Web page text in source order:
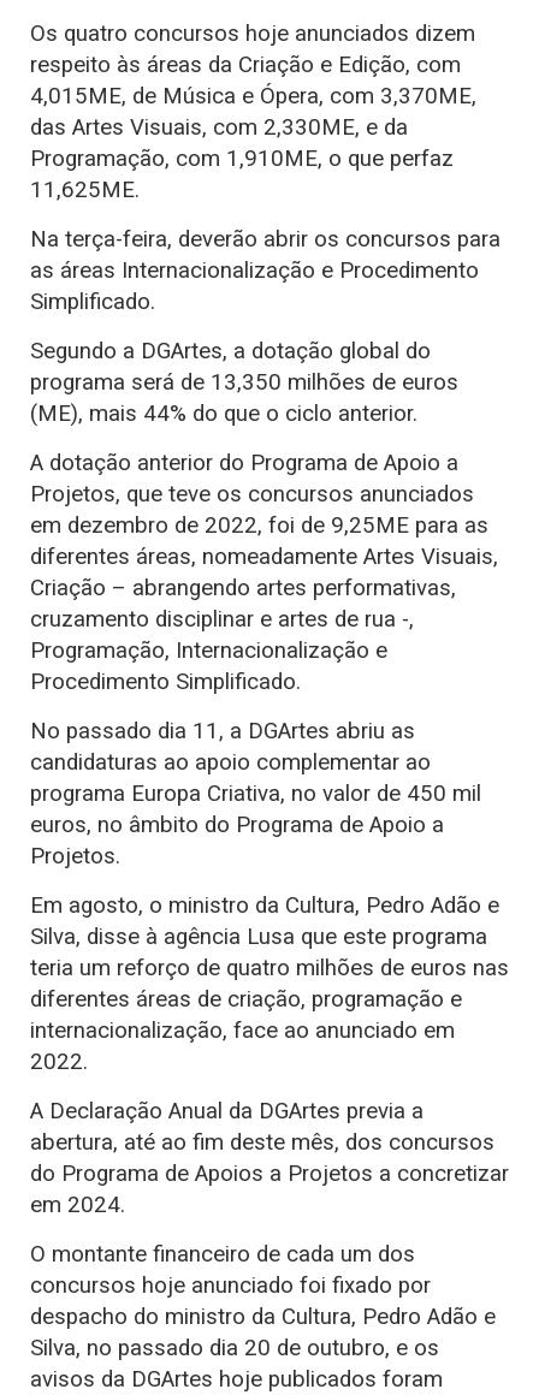
Os quatro concursos hoje anunciados dizem
respeito às áreas da Criação e Edição, com
4,015ME, de Música e Ópera, com 3,370ME,
das Artes Visuais, com 2,330ME, e da
Programação, com 1,910ME, o que perfaz
11,625ME.
Na terça-feira, deverão abrir os concursos para
as áreas Internacionalização e Procedimento
Simplificado.
Segundo a DGArtes, a dotação global do
programa será de 13,350 milhões de euros
(ME), mais 44% do que o ciclo anterior.
A dotação anterior do Programa de Apoio a
Projetos, que teve os concursos anunciados
em dezembro de 2022, foi de 9,25ME para as
diferentes áreas, nomeadamente Artes Visuais,
Criação – abrangendo artes performativas,
cruzamento disciplinar e artes de rua -,
Programação, Internacionalização e
Procedimento Simplificado.
No passado dia 11, a DGArtes abriu as
candidaturas ao apoio complementar ao
programa Europa Criativa, no valor de 450 mil
euros, no âmbito do Programa de Apoio a
Projetos.
Em agosto, o ministro da Cultura, Pedro Adão e
Silva, disse à agência Lusa que este programa
teria um reforço de quatro milhões de euros nas
diferentes áreas de criação, programação e
internacionalização, face ao anunciado em
2022.
A Declaração Anual da DGArtes previa a
abertura, até ao fim deste mês, dos concursos
do Programa de Apoios a Projetos a concretizar
em 2024.
O montante financeiro de cada um dos
concursos hoje anunciado foi fixado por
despacho do ministro da Cultura, Pedro Adão e
Silva, no passado dia 20 de outubro, e os
avisos da DGArtes hoje publicados foram